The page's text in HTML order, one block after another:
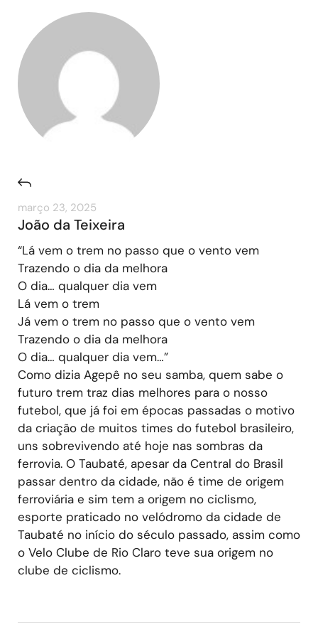
março 23, 2025
João da Teixeira
“Lá vem o trem no passo que o vento vem
Trazendo o dia da melhora
O dia… qualquer dia vem
Lá vem o trem
Já vem o trem no passo que o vento vem
Trazendo o dia da melhora
O dia… qualquer dia vem…”
Como dizia Agepê no seu samba, quem sabe o
futuro trem traz dias melhores para o nosso
futebol, que já foi em épocas passadas o motivo
da criação de muitos times do futebol brasileiro,
uns sobrevivendo até hoje nas sombras da
ferrovia. O Taubaté, apesar da Central do Brasil
passar dentro da cidade, não é time de origem
ferroviária e sim tem a origem no ciclismo,
esporte praticado no velódromo da cidade de
Taubaté no início do século passado, assim como
o Velo Clube de Rio Claro teve sua origem no
clube de ciclismo.